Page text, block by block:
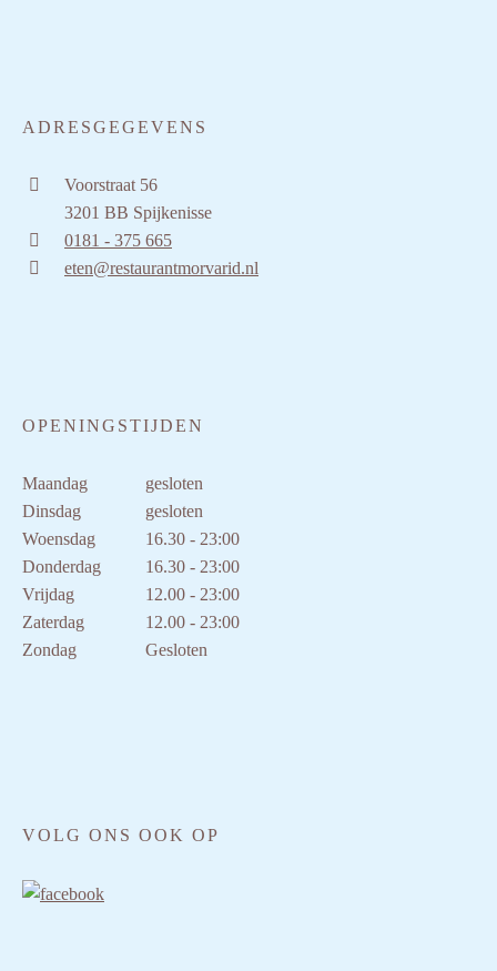
ADRESGEGEVENS
Voorstraat 56
3201 BB Spijkenisse
0181 - 375 665
eten@restaurantmorvarid.nl
OPENINGSTIJDEN
Maandag
gesloten
Dinsdag
gesloten
Woensdag
16.30 - 23:00
Donderdag
16.30 - 23:00
Vrijdag
12.00 - 23:00
Zaterdag
12.00 - 23:00
Zondag
Gesloten
VOLG ONS OOK OP